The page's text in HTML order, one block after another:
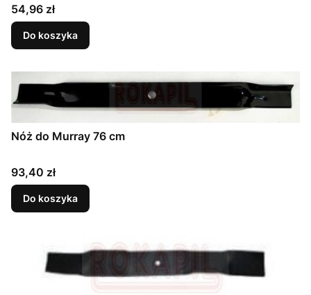
Cena
54,96 zł
Do koszyka
Nóż do Murray 76 cm
Cena
93,40 zł
Do koszyka